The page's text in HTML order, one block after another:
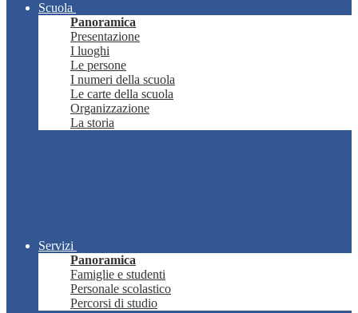
Scuola
Panoramica
Presentazione
I luoghi
Le persone
I numeri della scuola
Le carte della scuola
Organizzazione
La storia
Servizi
Panoramica
Famiglie e studenti
Personale scolastico
Percorsi di studio